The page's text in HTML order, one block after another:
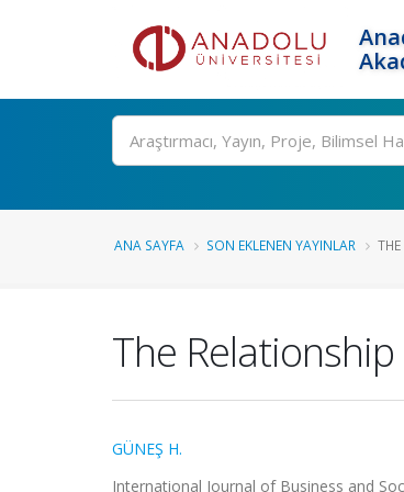
Ara
ANA SAYFA SON EKLENEN YAYINLAR
The Relationship
GÜNEŞ H.
International Journal of Business and